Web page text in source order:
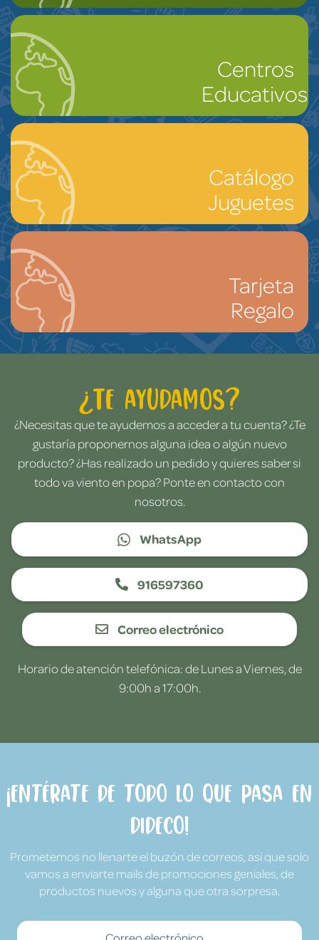
Centros
Educativos
Catálogo
Juguetes
Tarjeta
Regalo
¿Te ayudamos?
¿Necesitas que te ayudemos a acceder a tu cuenta? ¿Te
gustaría proponernos alguna idea o algún nuevo
producto? ¿Has realizado un pedido y quieres saber si
todo va viento en popa? Ponte en contacto con
nosotros.
WhatsApp
916597360
Correo electrónico
Horario de atención telefónica: de Lunes a Viernes, de
9:00h a 17:00h.
¡Entérate de todo lo que pasa en
Dideco!
Prometemos no llenarte el buzón de correos, así que solo
vamos a enviarte mails de promociones geniales, de
productos nuevos y alguna que otra sorpresa.